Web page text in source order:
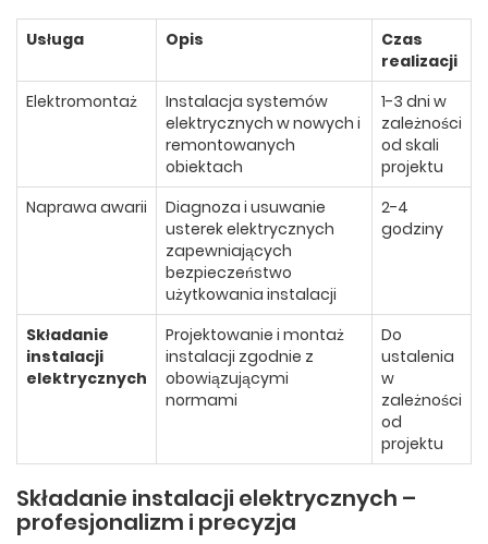
Usługa Opis
Czas
realizacji
Elektromontaż
Instalacja systemów
elektrycznych w nowych i
remontowanych
obiektach
1-3 dni w
zależności
od skali
projektu
Naprawa awarii
Diagnoza i usuwanie
usterek elektrycznych
zapewniających
bezpieczeństwo
użytkowania instalacji
2-4
godziny
Składanie
instalacji
elektrycznych
Projektowanie i montaż
instalacji zgodnie z
obowiązującymi
normami
Do
ustalenia
w
zależności
od
projektu
Składanie instalacji elektrycznych –
profesjonalizm i precyzja